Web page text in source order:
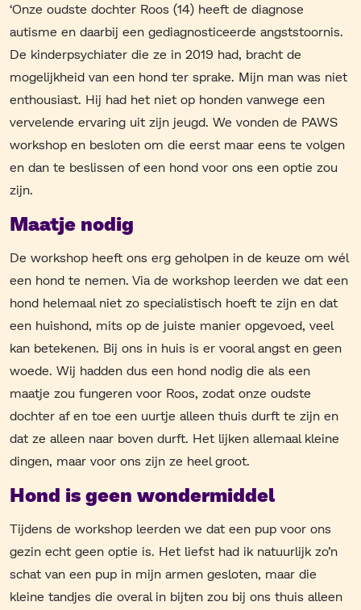
‘Onze oudste dochter Roos (14) heeft de diagnose
autisme en daarbij een gediagnosticeerde angststoornis.
De kinderpsychiater die ze in 2019 had, bracht de
mogelijkheid van een hond ter sprake. Mijn man was niet
enthousiast. Hij had het niet op honden vanwege een
vervelende ervaring uit zijn jeugd. We vonden de PAWS
workshop en besloten om die eerst maar eens te volgen
en dan te beslissen of een hond voor ons een optie zou
zijn.
Maatje nodig
De workshop heeft ons erg geholpen in de keuze om wél
een hond te nemen. Via de workshop leerden we dat een
hond helemaal niet zo specialistisch hoeft te zijn en dat
een huishond, mits op de juiste manier opgevoed, veel
kan betekenen. Bij ons in huis is er vooral angst en geen
woede. Wij hadden dus een hond nodig die als een
maatje zou fungeren voor Roos, zodat onze oudste
dochter af en toe een uurtje alleen thuis durft te zijn en
dat ze alleen naar boven durft. Het lijken allemaal kleine
dingen, maar voor ons zijn ze heel groot.
Hond is geen wondermiddel
Tijdens de workshop leerden we dat een pup voor ons
gezin echt geen optie is. Het liefst had ik natuurlijk zo’n
schat van een pup in mijn armen gesloten, maar die
kleine tandjes die overal in bijten zou bij ons thuis alleen